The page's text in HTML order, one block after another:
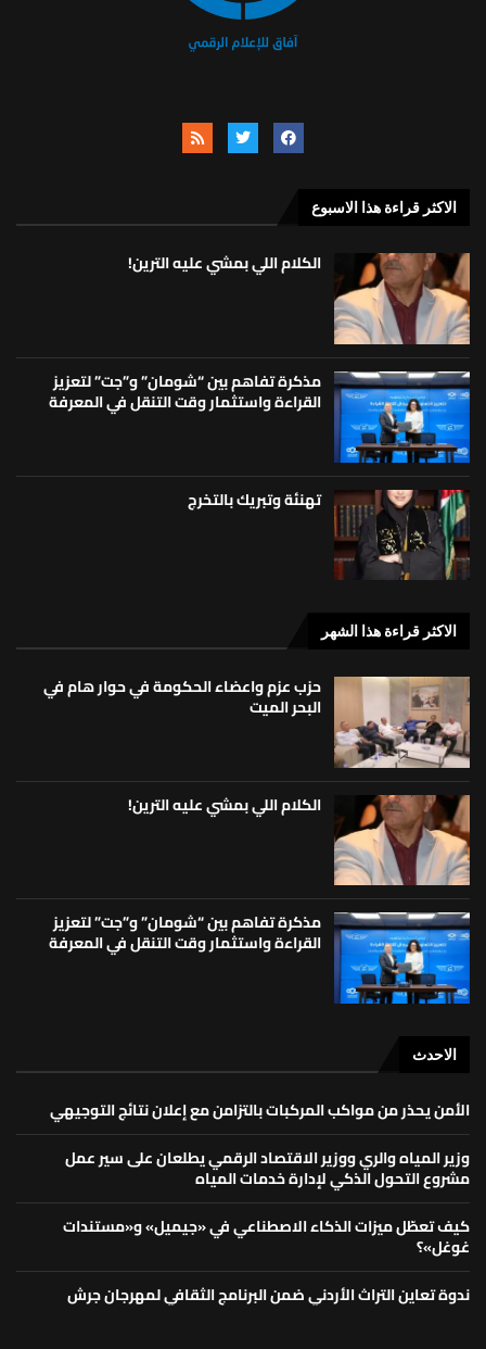
الاكثر قراءة هذا الاسبوع
الكلام اللي بمشي عليه الترين!
مذكرة تفاهم بين “شومان” و”جت” لتعزيز
القراءة واستثمار وقت التنقل في المعرفة
تهنئة وتبريك بالتخرج
الاكثر قراءة هذا الشهر
حزب عزم واعضاء الحكومة في حوار هام في
البحر الميت
الكلام اللي بمشي عليه الترين!
مذكرة تفاهم بين “شومان” و”جت” لتعزيز
القراءة واستثمار وقت التنقل في المعرفة
الاحدث
الأمن يحذر من مواكب المركبات بالتزامن مع إعلان نتائج التوجيهي
وزير المياه والري ووزير الاقتصاد الرقمي يطلعان على سير عمل
مشروع التحول الذكي لإدارة خدمات المياه
كيف تعطّل ميزات الذكاء الاصطناعي في «جيميل» و«مستندات
غوغل»؟
ندوة تعاين التراث الأردني ضمن البرنامج الثقافي لمهرجان جرش